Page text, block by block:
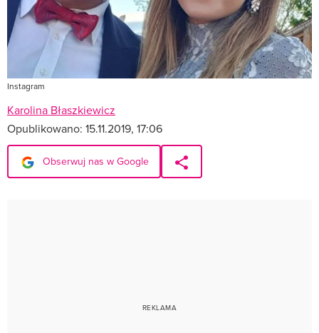
Instagram
Karolina Błaszkiewicz
Opublikowano: 15.11.2019, 17:06
Obserwuj nas w Google